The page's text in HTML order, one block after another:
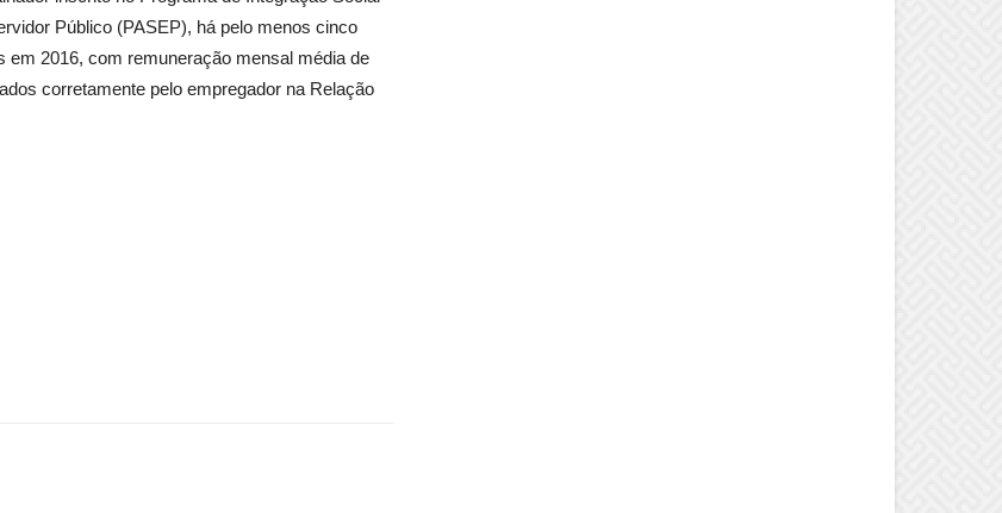
Público (PASEP), há pelo menos cinco
em 2016, com remuneração mensal média de
corretamente pelo empregador na Relação